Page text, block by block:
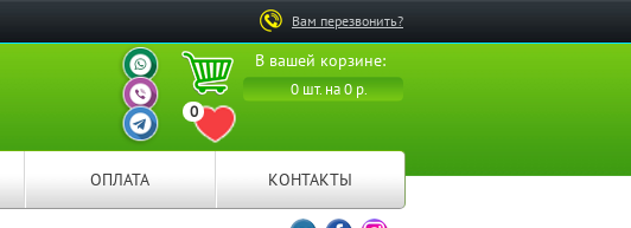
Вам перезвонить?
В вашей корзине:
0 шт. на 0 р.
0
ПЕРЕЙТИ В ИЗБРАННОЕ
ВАШ ПЕРСОНАЛЬНЫЙ
МЕНЕДЖЕР
ВАШ ПЕРСОНАЛЬНЫЙ
МЕНЕДЖЕР
ВАШ ПЕРСОНАЛЬНЫЙ
МЕНЕДЖЕР
ОПЛАТА КОНТАКТЫ